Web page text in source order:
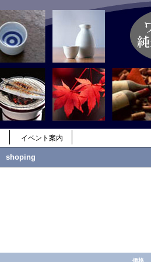
イベント案内
shoping
価格